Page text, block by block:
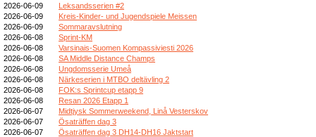
2026-06-09
Leksandsserien #2
2026-06-09
Kreis-Kinder- und Jugendspiele Meissen
2026-06-09
Sommaravslutning
2026-06-08
Sprint-KM
2026-06-08
Varsinais-Suomen Kompassiviesti 2026
2026-06-08
SA Middle Distance Champs
2026-06-08
Ungdomsserie Umeå
2026-06-08
Närkeserien i MTBO deltävling 2
2026-06-08
FOK:s Sprintcup etapp 9
2026-06-08
Resan 2026 Etapp 1
2026-06-07
Midtjysk Sommerweekend, Linå Vesterskov
2026-06-07
Ösaträffen dag 3
2026-06-07
Ösaträffen dag 3 DH14-DH16 Jaktstart